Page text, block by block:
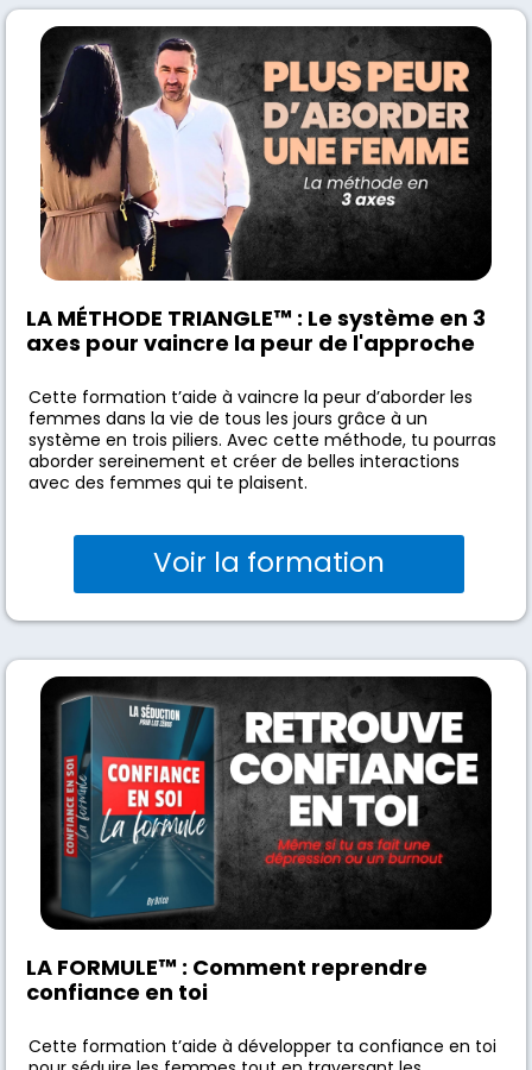
LA MÉTHODE TRIANGLE™ : Le système en 3
axes pour vaincre la peur de l'approche
Cette formation t’aide à vaincre la peur d’aborder les
femmes dans la vie de tous les jours grâce à un
système en trois piliers. Avec cette méthode, tu pourras
aborder sereinement et créer de belles interactions
avec des femmes qui te plaisent.
Voir la formation
LA FORMULE™ : Comment reprendre
confiance en toi
Cette formation t’aide à développer ta confiance en toi